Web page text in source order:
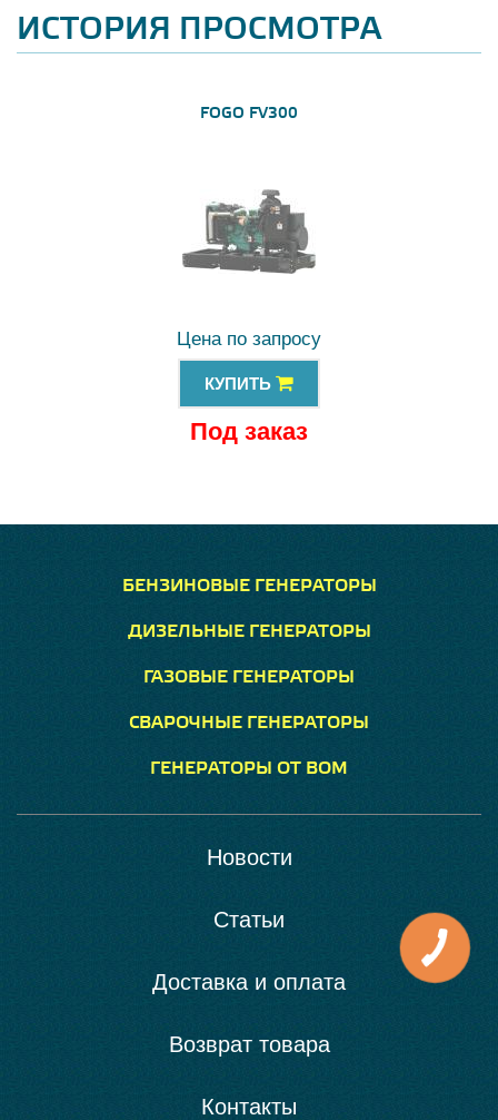
ИСТОРИЯ ПРОСМОТРА
FOGO FV300
Цена по запросу
КУПИТЬ
Под заказ
БЕНЗИНОВЫЕ ГЕНЕРАТОРЫ
ДИЗЕЛЬНЫЕ ГЕНЕРАТОРЫ
ГАЗОВЫЕ ГЕНЕРАТОРЫ
СВАРОЧНЫЕ ГЕНЕРАТОРЫ
ГЕНЕРАТОРЫ ОТ ВОМ
Новости
Статьи
Доставка и оплата
Возврат товара
Контакты